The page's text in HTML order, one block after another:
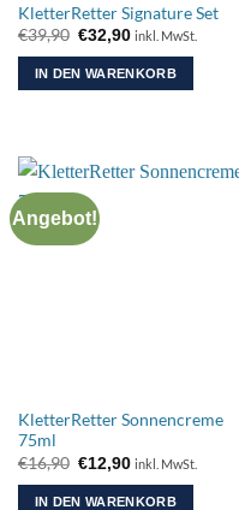
KletterRetter Signature Set
€39,90 Ursprünglicher
Preis
war:
€39,90
€32,90Aktueller
ist:
€32,90.
inkl. MwSt.
IN DEN WARENKORB
Angebot!
KletterRetter Sonnencreme
75ml
€16,90 Ursprünglicher
Preis
war:
€12,90Aktueller
ist:
inkl. MwSt.
IN DEN WARENKORB